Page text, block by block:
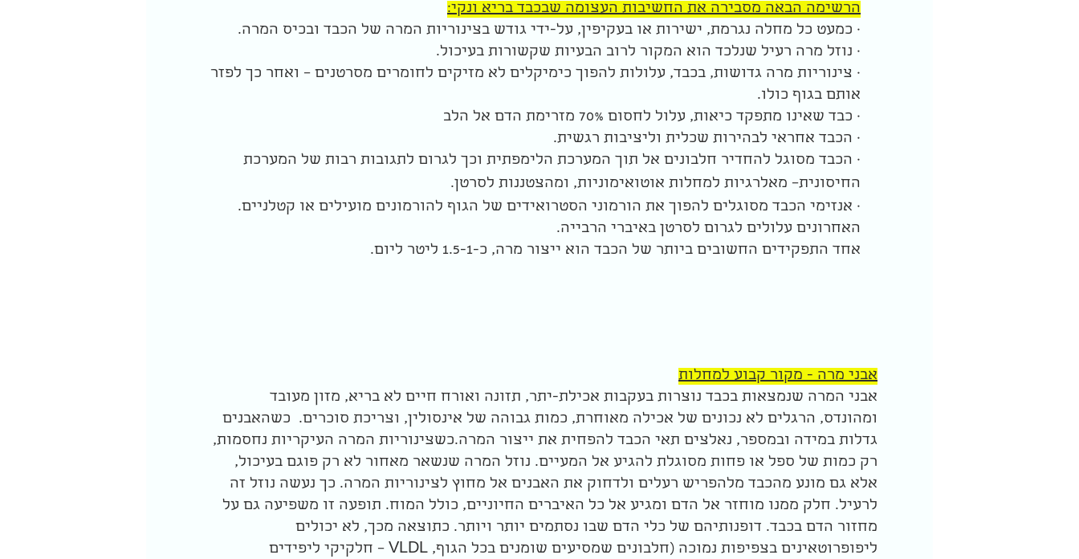
הרשימה הבאה מסבירה את החשיבות העצומה שבכבד בריא ונקי:
· כמעט כל מחלה נגרמת, ישירות או בעקיפין, על-ידי גודש בצינוריות המרה של הכבד ובכיס המרה.
· נוזל מרה רעיל שנלכד הוא המקור לרוב הבעיות שקשורות בעיכול.
· צינוריות מרה גדושות, בכבד, עלולות להפוך כימיקלים לא מזיקים לחומרים מסרטנים – ואחר כך לפזר
אותם בגוף כולו.
· כבד שאינו מתפקד כיאות, עלול לחסום 70% מזרימת הדם אל הלב
· הכבד אחראי לבהירות שכלית וליציבות רגשית.
· הכבד מסוגל להחדיר חלבונים אל תוך המערכת הלימפתית וכך לגרום לתגובות רבות של המערכת
החיסונית– מאלרגיות למחלות אוטואימוניות, ומהצטננות לסרטן.
· אנזימי הכבד מסוגלים להפוך את הורמוני הסטרואידים של הגוף להורמונים מועילים או קטלניים.
האחרונים עלולים לגרום לסרטן באיברי הרבייה.
אחד התפקידים החשובים ביותר של הכבד הוא ייצור מרה, כ-1.5-1 ליטר ליום.
אבני מרה - מקור קבוע למחלות
אבני המרה שנמצאות בכבד נוצרות בעקבות אכילת-יתר, תזונה ואורח חיים לא בריא, מזון מעובד
ומהונדס, הרגלים לא נכונים של אכילה מאוחרת, כמות גבוהה של אינסולין, וצריכת סוכרים. כשהאבנים
גדלות במידה ובמספר, נאלצים תאי הכבד להפחית את ייצור המרה.כשצינוריות המרה העיקריות נחסמות,
רק כמות של ספל או פחות מסוגלת להגיע אל המעיים. נוזל המרה שנשאר מאחור לא רק פוגם בעיכול,
אלא גם מונע מהכבד מלהפריש רעלים ולדחוק את האבנים אל מחוץ לצינוריות המרה. כך נעשה נוזל זה
לרעיל. חלק ממנו מוחזר אל הדם ומגיע אל כל האיברים החיוניים, כולל המוח. תופעה זו משפיעה גם על
מחזור הדם בכבד. דופנותיהם של כלי הדם שבו נסתמים יותר ויותר. כתוצאה מכך, לא יכולים
ליפופרוטאינים בצפיפות נמוכה (חלבונים שמסיעים שומנים בכל הגוף, VLDL – חלקיקי ליפידים